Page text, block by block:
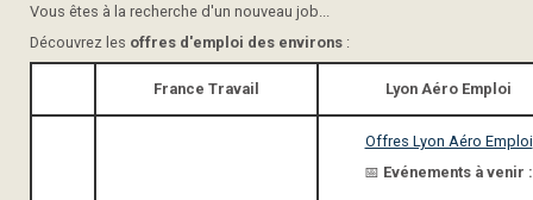
Vous êtes à la recherche d'un nouveau job...
Découvrez les offres d'emploi des environs :
France Travail Lyon Aéro Emploi
Offres Lyon Aéro Emploi
📅 Evénements à venir :